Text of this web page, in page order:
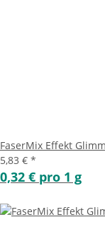
FaserMix Effekt
5,83 € *
0,32 € pro 1 g